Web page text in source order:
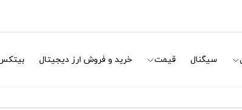
سیگنال قیمت خرید و فروش ارز دیجیتال